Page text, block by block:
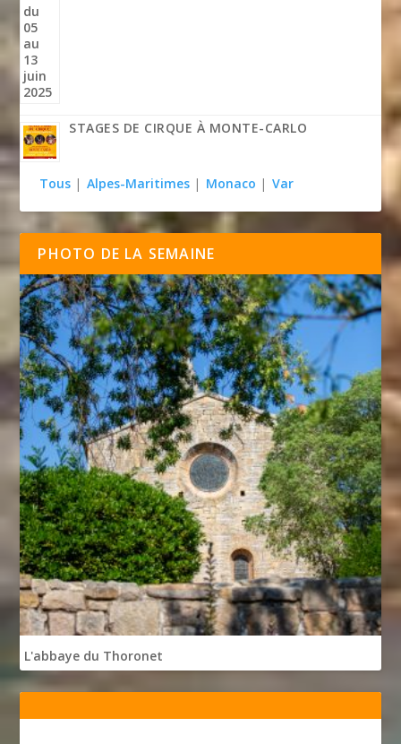
STAGES DE CIRQUE À MONTE-CARLO
Tous | Alpes-Maritimes | Monaco | Var
PHOTO DE LA SEMAINE
L'abbaye du Thoronet